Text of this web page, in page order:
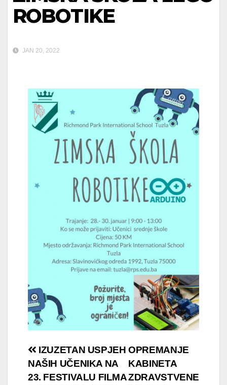
ROBOTIKE
JAN 20, 2022
Navigacija
članaka
OPREMANJE
KABINETA
ZDRAVSTVENE
IZUZETAN USPJEH
NAŠIH UČENIKA NA
23. FESTIVALU FILMA